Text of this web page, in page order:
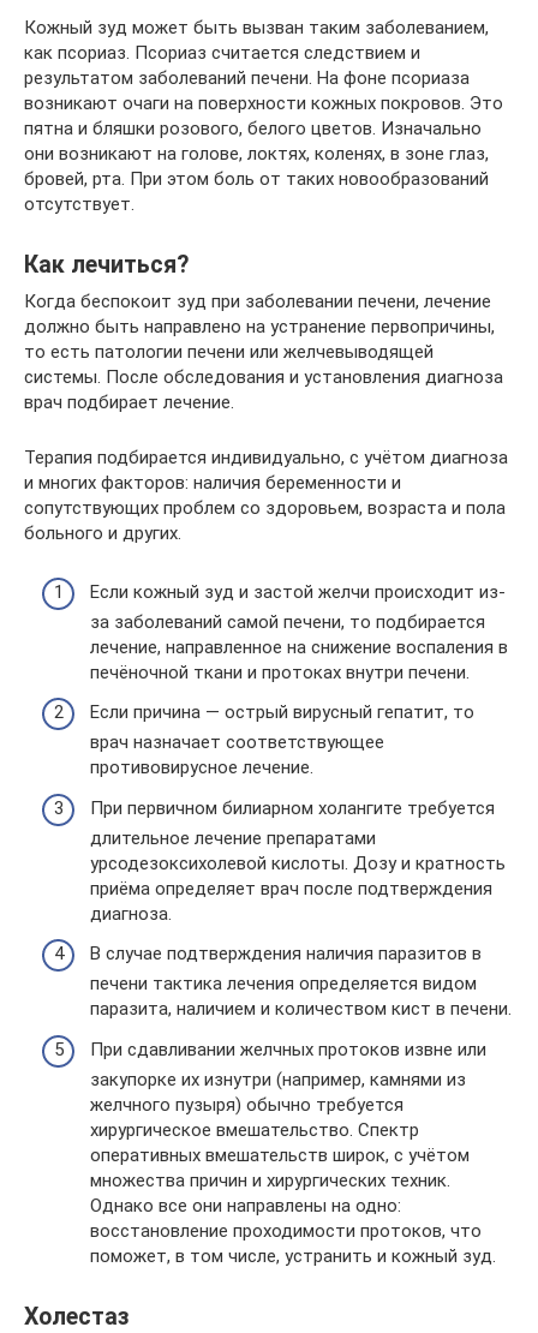
Кожный зуд может быть вызван таким заболеванием,
как псориаз. Псориаз считается следствием и
результатом заболеваний печени. На фоне псориаза
возникают очаги на поверхности кожных покровов. Это
пятна и бляшки розового, белого цветов. Изначально
они возникают на голове, локтях, коленях, в зоне глаз,
бровей, рта. При этом боль от таких новообразований
отсутствует.
Как лечиться?
Когда беспокоит зуд при заболевании печени, лечение
должно быть направлено на устранение первопричины,
то есть патологии печени или желчевыводящей
системы. После обследования и установления диагноза
врач подбирает лечение.
Терапия подбирается индивидуально, с учётом диагноза
и многих факторов: наличия беременности и
сопутствующих проблем со здоровьем, возраста и пола
больного и других.
Если кожный зуд и застой желчи происходит из-
за заболеваний самой печени, то подбирается
лечение, направленное на снижение воспаления в
печёночной ткани и протоках внутри печени.
Если причина — острый вирусный гепатит, то
врач назначает соответствующее
противовирусное лечение.
При первичном билиарном холангите требуется
длительное лечение препаратами
урсодезоксихолевой кислоты. Дозу и кратность
приёма определяет врач после подтверждения
диагноза.
В случае подтверждения наличия паразитов в
печени тактика лечения определяется видом
паразита, наличием и количеством кист в печени.
При сдавливании желчных протоков извне или
закупорке их изнутри (например, камнями из
желчного пузыря) обычно требуется
хирургическое вмешательство. Спектр
оперативных вмешательств широк, с учётом
множества причин и хирургических техник.
Однако все они направлены на одно:
восстановление проходимости протоков, что
поможет, в том числе, устранить и кожный зуд.
Холестаз